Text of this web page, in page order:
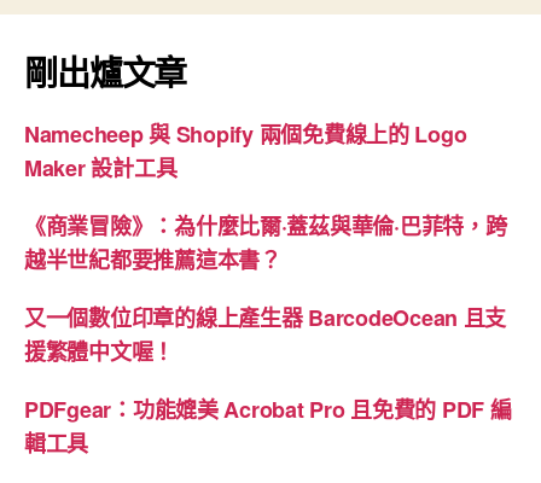
剛出爐文章
Namecheep 與 Shopify 兩個免費線上的 Logo
Maker 設計工具
《商業冒險》：為什麼比爾·蓋茲與華倫·巴菲特，跨
越半世紀都要推薦這本書？
又一個數位印章的線上產生器 BarcodeOcean 且支
援繁體中文喔！
PDFgear：功能媲美 Acrobat Pro 且免費的 PDF 編
輯工具